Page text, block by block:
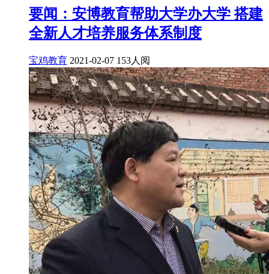
要闻：安博教育帮助大学办大学 搭建
全新人才培养服务体系制度
宝鸡教育 2021-02-07 153人阅